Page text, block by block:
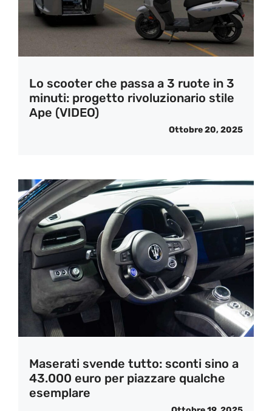
Lo scooter che passa a 3 ruote in 3
minuti: progetto rivoluzionario stile
Ape (VIDEO)
Ottobre 20, 2025
Maserati svende tutto: sconti sino a
43.000 euro per piazzare qualche
esemplare